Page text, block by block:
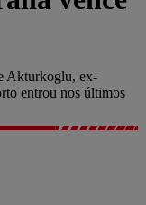
Akturkoglu, ex-
entrou nos últimos